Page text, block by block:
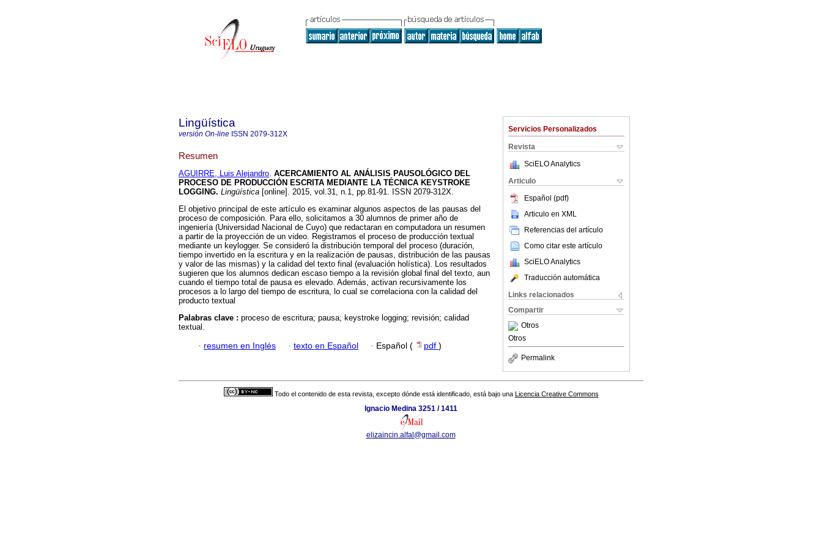
Servicios Personalizados
Revista
SciELO Analytics
Articulo
Español (pdf)
Articulo en XML
Referencias del artículo
Como citar este artículo
SciELO Analytics
Traducción automática
Links relacionados
Compartir
Otros
Otros
Permalink
Lingüística
versión On-line ISSN 2079-312X
Resumen
AGUIRRE, Luis Alejandro. ACERCAMIENTO AL ANÁLISIS PAUSOLÓGICO DEL
PROCESO DE PRODUCCIÓN ESCRITA MEDIANTE LA TÉCNICA KEYSTROKE
LOGGING. Lingüística [online]. 2015, vol.31, n.1, pp.81-91. ISSN 2079-312X.
El objetivo principal de este artículo es examinar algunos aspectos de las pausas del
proceso de composición. Para ello, solicitamos a 30 alumnos de primer año de
ingeniería (Universidad Nacional de Cuyo) que redactaran en computadora un resumen
a partir de la proyección de un video. Registramos el proceso de producción textual
mediante un keylogger. Se consideró la distribución temporal del proceso (duración,
tiempo invertido en la escritura y en la realización de pausas, distribución de las pausas
y valor de las mismas) y la calidad del texto final (evaluación holística). Los resultados
sugieren que los alumnos dedican escaso tiempo a la revisión global final del texto, aun
cuando el tiempo total de pausa es elevado. Además, activan recursivamente los
procesos a lo largo del tiempo de escritura, lo cual se correlaciona con la calidad del
producto textual
Palabras clave : proceso de escritura; pausa; keystroke logging; revisión; calidad
textual.
· resumen en Inglés · texto en Español · Español ( pdf )
Todo el contenido de esta revista, excepto dónde está identificado, está bajo una Licencia Creative Commons
Ignacio Medina 3251 / 1411
elizaincin.alfal@gmail.com